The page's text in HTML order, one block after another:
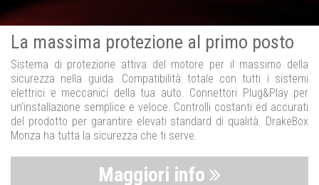
La massima protezione al primo posto
Sistema di protezione attiva del motore per il massimo della
sicurezza nella guida. Compatibilità totale con tutti i sistemi
elettrici e meccanici della tua auto. Connettori Plug&Play per
un’installazione semplice e veloce. Controlli costanti ed accurati
del prodotto per garantire elevati standard di qualità. DrakeBox
Monza ha tutta la sicurezza che ti serve.
Maggiori info